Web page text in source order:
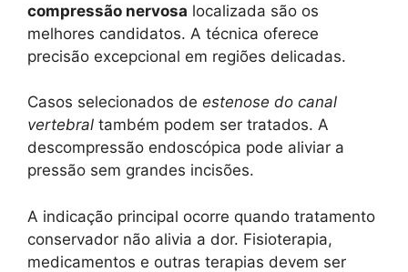
compressão nervosa localizada são os
melhores candidatos. A técnica oferece
precisão excepcional em regiões delicadas.
Casos selecionados de estenose do canal
vertebral também podem ser tratados. A
descompressão endoscópica pode aliviar a
pressão sem grandes incisões.
A indicação principal ocorre quando tratamento
conservador não alivia a dor. Fisioterapia,
medicamentos e outras terapias devem ser